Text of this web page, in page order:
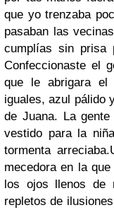
que yo trenzaba
pasaban las
cumplías sin prisa
Confeccionaste el
que le abrigara
iguales, azul pálido
de Juana. La
vestido para la
tormenta arreciaba.
mecedora en la
los ojos llenos de
repletos de